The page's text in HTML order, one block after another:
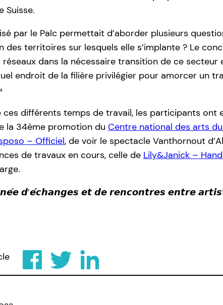
Suisse.
par le Palc permettait d’aborder plusieurs
des territoires sur lesquels elle s’implante ? Le
réseaux dans la nécessaire transition de ce
endroit de la filière privilégier pour amorcer un
ces différents temps de travail, les participants ont
la 34ème promotion du Centre national des arts
– Officiel, de voir le spectacle Vanthornout
de travaux en cours, celle de Lily&Janick –
𝙙’𝙚́𝙘𝙝𝙖𝙣𝙜𝙚𝙨 𝙚𝙩 𝙙𝙚 𝙧𝙚𝙣𝙘𝙤𝙣𝙩𝙧𝙚𝙨 𝙚𝙣𝙩𝙧𝙚